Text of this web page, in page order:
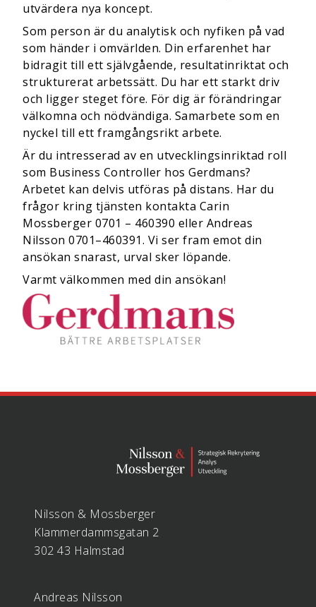
utvärdera nya koncept.
Som person är du analytisk och nyfiken på vad
som händer i omvärlden. Din erfarenhet har
bidragit till ett självgående, resultatinriktat och
strukturerat arbetssätt. Du har ett starkt driv
och ligger steget före. För dig är förändringar
välkomna och nödvändiga. Samarbete som en
nyckel till ett framgångsrikt arbete.
Är du intresserad av en utvecklingsinriktad roll
som Business Controller hos Gerdmans?
Arbetet kan delvis utföras på distans. Har du
frågor kring tjänsten kontakta Carin
Mossberger 0701 – 460390 eller Andreas
Nilsson 0701–460391. Vi ser fram emot din
ansökan snarast, urval sker löpande.
Varmt välkommen med din ansökan!
Nilsson & Mossberger
Klammerdammsgatan 2
302 43 Halmstad
Andreas Nilsson